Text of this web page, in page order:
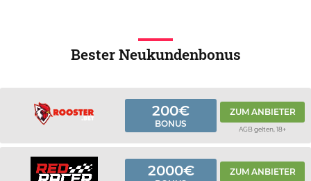
Bester Neukundenbonus
200€
BONUS
ZUM ANBIETER
AGB gelten, 18+
2000€ ZUM ANBIETER